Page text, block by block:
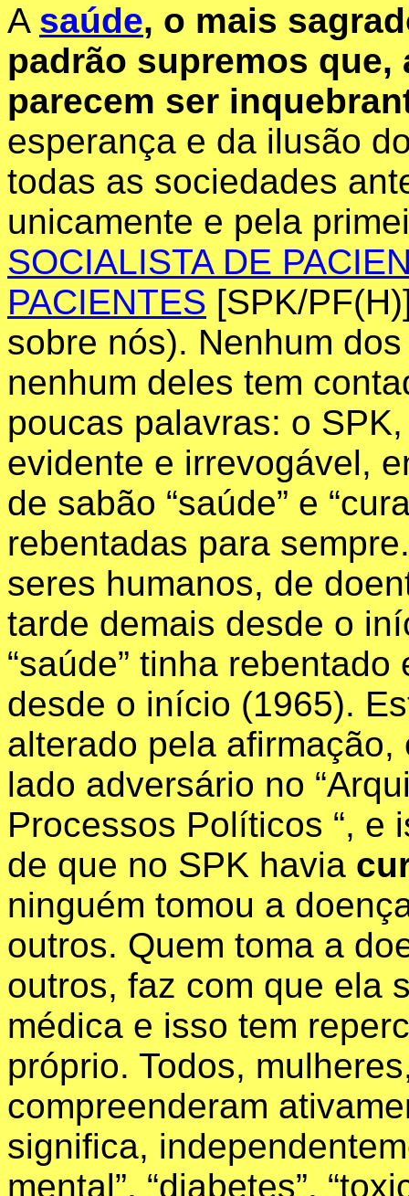
A saúde, o mais
padrão supremos
parecem ser
esperança e da ilusão
todas as sociedades
unicamente e pela
SOCIALISTA DE
PACIENTES [SPK/
sobre nós). Nenhum
nenhum deles tem
poucas palavras: o
evidente e irrevogável,
de sabão “saúde” e
rebentadas para
seres humanos, de
tarde demais desde o
“saúde” tinha
desde o início (1965).
alterado pela
lado adversário no
Processos Políticos “, e
de que no SPK havia
ninguém tomou a
outros. Quem toma a
outros, faz com que ela
médica e isso tem
próprio. Todos,
compreenderam
significa,
mental”, “diabetes”,